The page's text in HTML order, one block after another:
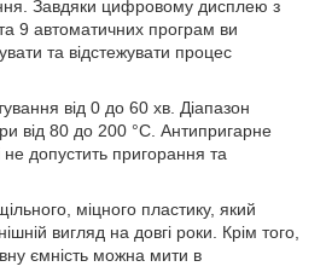
Завдяки цифровому дисплею з
9 автоматичних програм ви
та відстежувати процес
від 0 до 60 хв. Діапазон
від 80 до 200 °C. Антипригарне
допустить пригорання та
міцного пластику, який
вигляд на довгі роки. Крім того,
ємність можна мити в